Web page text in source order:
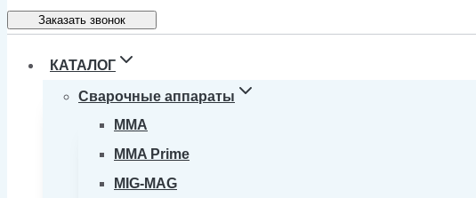
Заказать звонок
КАТАЛОГ
Сварочные аппараты
MMA
MMA Prime
MIG-MAG